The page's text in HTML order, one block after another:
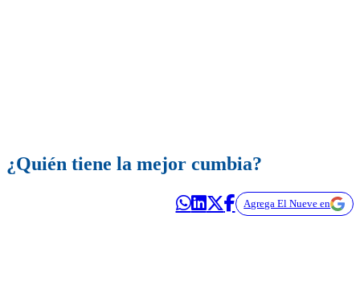
¿Quién tiene la mejor cumbia?
Agrega El Nueve en